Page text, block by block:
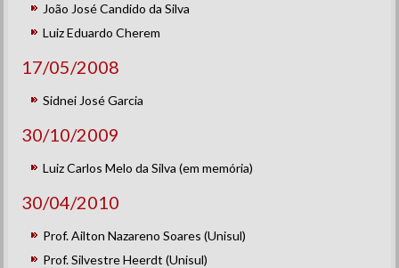
João José Candido da Silva
Luiz Eduardo Cherem
17/05/2008
Sidnei José Garcia
30/10/2009
Luiz Carlos Melo da Silva (em memória)
30/04/2010
Prof. Ailton Nazareno Soares (Unisul)
Prof. Silvestre Heerdt (Unisul)